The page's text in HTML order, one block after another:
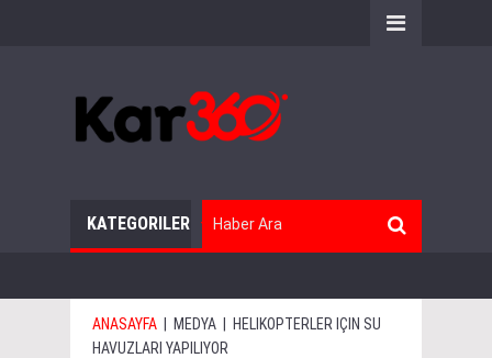
KATEGORILER
ANASAYFA | MEDYA | HELIKOPTERLER IÇIN SU
HAVUZLARI YAPILIYOR